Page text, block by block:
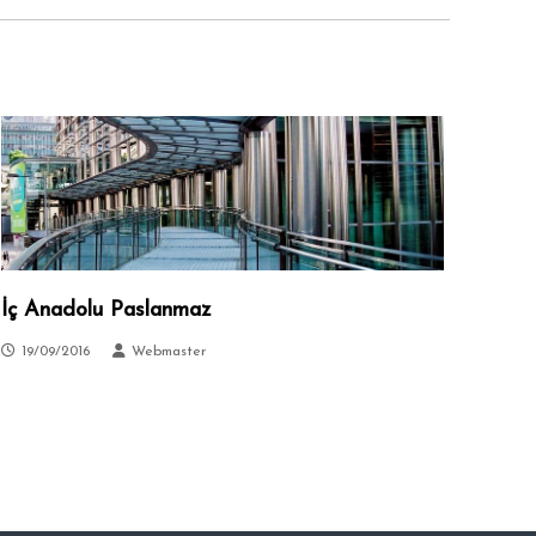
İç Anadolu Paslanmaz
19/09/2016 Webmaster